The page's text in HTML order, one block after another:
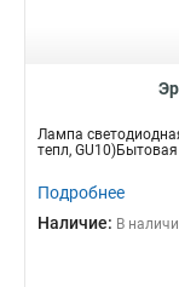
Лампа
тепл,
Подробнее
Наличие: В